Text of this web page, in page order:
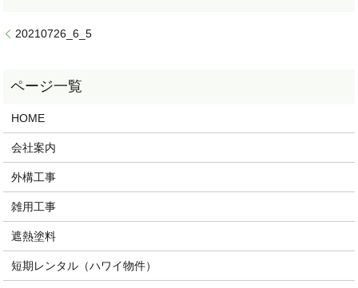
20210726_6_5
HOME
会社案内
外構工事
雑用工事
遮熱塗料
短期レンタル（ハワイ物件）